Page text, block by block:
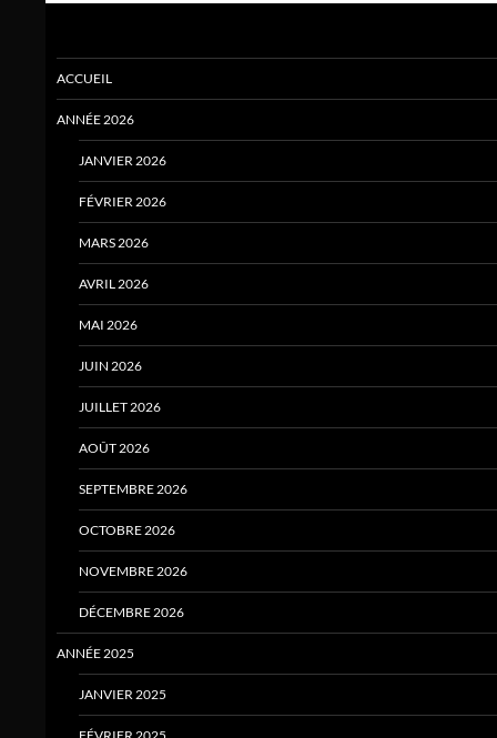
ACCUEIL
ANNÉE 2026
JANVIER 2026
FÉVRIER 2026
MARS 2026
AVRIL 2026
MAI 2026
JUIN 2026
JUILLET 2026
AOÛT 2026
SEPTEMBRE 2026
OCTOBRE 2026
NOVEMBRE 2026
DÉCEMBRE 2026
ANNÉE 2025
JANVIER 2025